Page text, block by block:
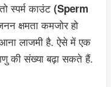
स्पर्म काउंट (Sperm
क्षमता कमजोर हो
लाजमी है. ऐसे में एक
की संख्या बढ़ा सकते हैं.